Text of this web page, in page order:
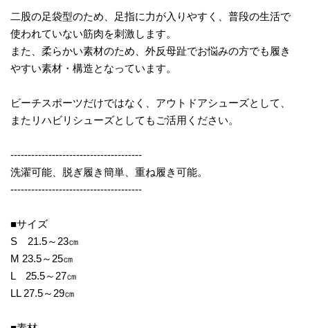
二股の足袋型のため、足指に力が入りやすく、普段の生活で
使われていない筋肉を刺激します。
また、柔らかい素材のため、外反母趾でお悩みの方でも履き
やすい素材・構造となっています。
ビーチスポーツだけではなく、アウトドアシューズとして、
またリハビリシューズとしてもご活用ください。
--------------------------------------
洗濯可能、脱ぎ履き簡単、重ね履き可能。
--------------------------------------
■サイズ
S 21.5～23㎝
M 23.5～25㎝
L 25.5～27㎝
LL 27.5～29㎝